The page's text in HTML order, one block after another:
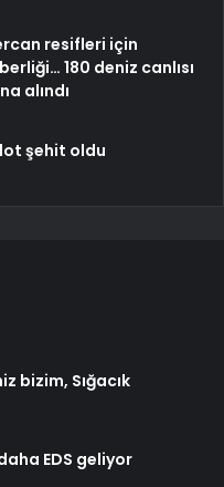
resifleri için
180 deniz canlısı
alındı
şehit oldu
bizim, Sığacık
EDS geliyor